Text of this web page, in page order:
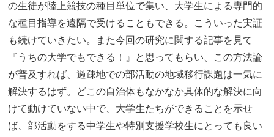
の生徒が陸上競技の種目単位で集い、大学生による専門的
な種目指導を遠隔で受けることもできる。こういった実証
も続けていきたい。また今回の研究に関する記事を見て
『うちの大学でもできる！』と思ってもらい、この方法論
が普及すれば、過疎地での部活動の地域移行課題は一気に
解決するはず。どこの自治体もなかなか具体的な解決に向
けて動けていない中で、大学生たちができることを示せ
ば、部活動をする中学生や特別支援学校生にとっても良い